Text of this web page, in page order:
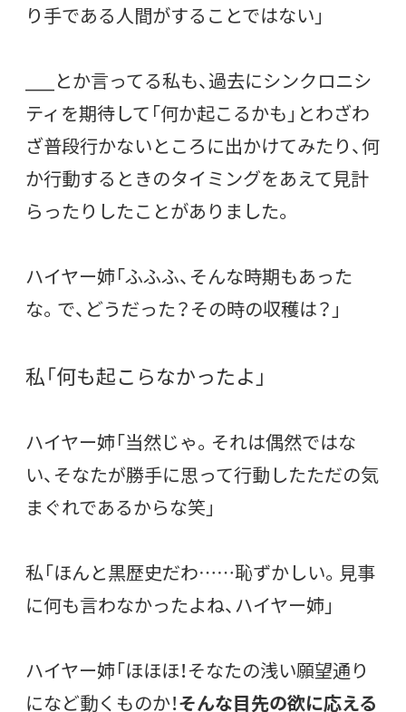
り手である人間がすることではない」
____とか言ってる私も、過去にシンクロニシ
ティを期待して「何か起こるかも」とわざわ
ざ普段行かないところに出かけてみたり、何
か行動するときのタイミングをあえて見計
らったりしたことがありました。
ハイヤー姉「ふふふ、そんな時期もあった
な。で、どうだった？その時の収穫は？」
私「何も起こらなかったよ」
ハイヤー姉「当然じゃ。それは偶然ではな
い、 そなたが勝手に思って行動したただの気
まぐれであるからな笑 」
私「ほんと黒歴史だわ……恥ずかしい。見事
に何も言わなかったよね、ハイヤー姉」
ハイヤー姉「ほほほ！そなたの浅い願望通り
になど動くものか！そんな目先の欲に応える